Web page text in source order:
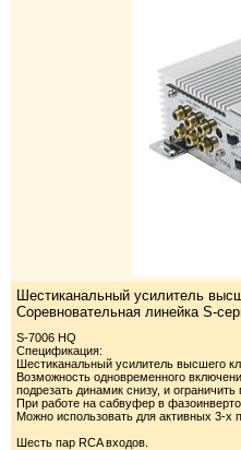
Шестиканальный усилитель
Соревновательная линейка S-
S-7006 HQ
Спецификация:
Шестиканальный усилитель высшего
Возможность одновременного
подрезать динамик снизу, и
При работе на сабвуфер в
Можно использовать для активных 3-х
Шесть пар RCA входов.